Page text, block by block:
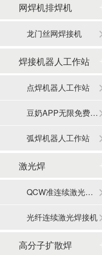
网焊机排焊机
龙门丝网焊接机
焊接机器人工作站
点焊机器人工作站
豆奶APP无限免费观看器人工作站
弧焊机器人工作站
激光焊
QCW准连续激光焊接机
光纤连续激光焊接机
高分子扩散焊
中频点焊机为啥运用这么广泛？
如何选择合适自己的点焊机厂家?